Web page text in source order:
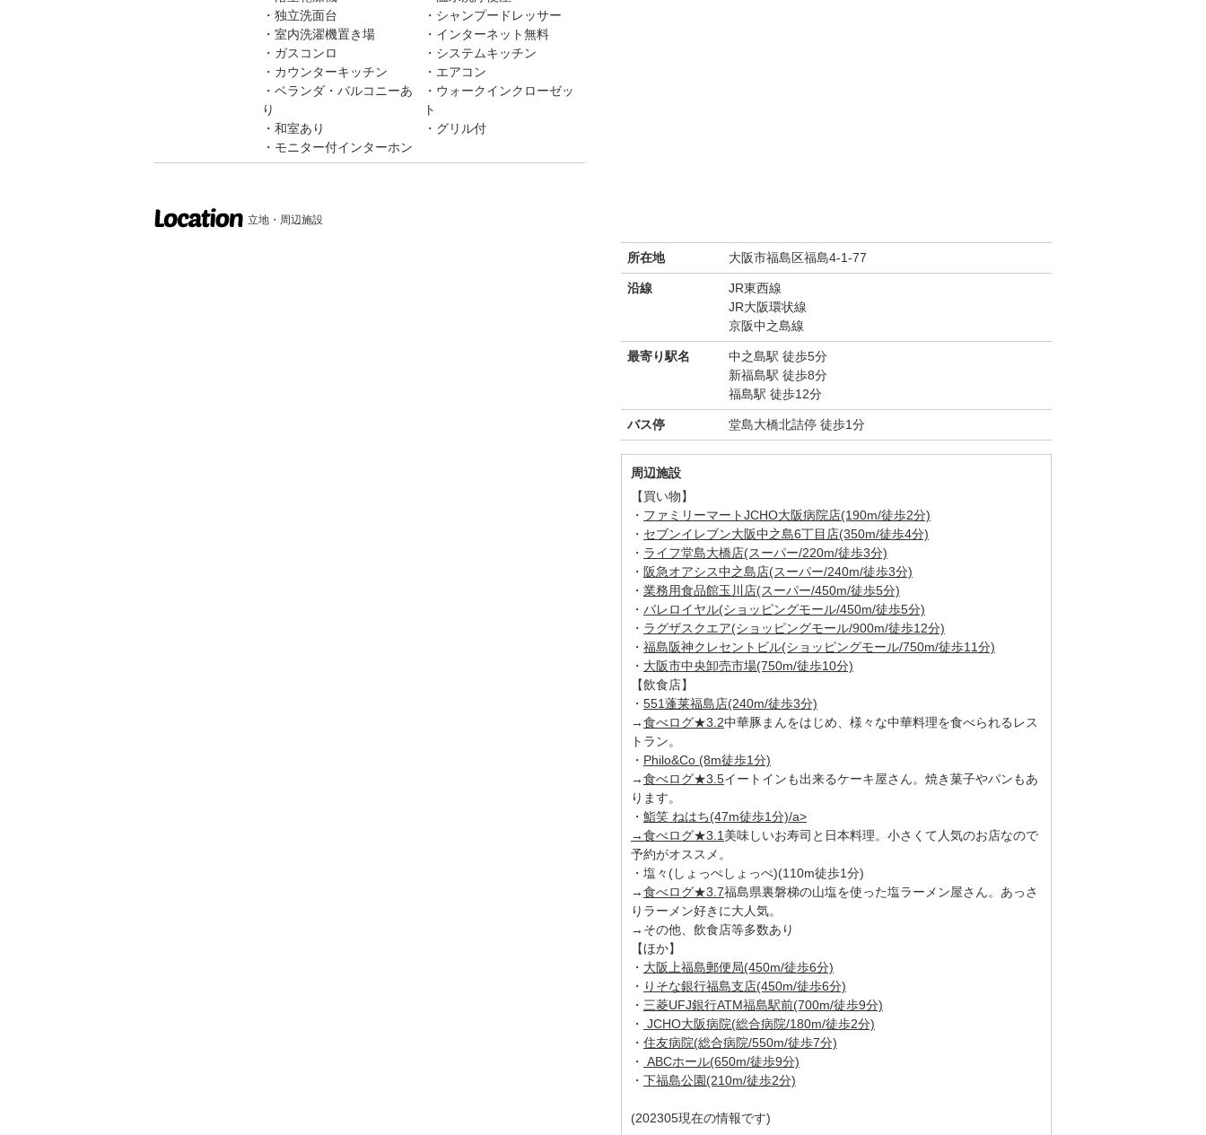
独立洗面台
シャンプードレッサー
室内洗濯機置き場
インターネット無料
ガスコンロ
システムキッチン
カウンターキッチン
エアコン
ベランダ・バルコニーあ
り
ウォークインクローゼッ
ト
和室あり
グリル付
モニター付インターホン
立地・周辺施設
所在地 大阪市福島区福島4-1-77
沿線
JR東西線
JR大阪環状線
京阪中之島線
最寄り駅名
中之島駅 徒歩5分
新福島駅 徒歩8分
福島駅 徒歩12分
バス停 堂島大橋北詰停 徒歩1分
周辺施設
【買い物】
・ ファミリーマートJCHO大阪病院店(190m/徒歩2分)
・ セブンイレブン大阪中之島6丁目店(350m/徒歩4分)
・ ライフ堂島大橋店(スーパー/220m/徒歩3分)
・ 阪急オアシス中之島店(スーパー/240m/徒歩3分)
・ 業務用食品館玉川店(スーパー/450m/徒歩5分)
・ バレロイヤル(ショッピングモール/450m/徒歩5分)
・ ラグザスクエア(ショッピングモール/900m/徒歩12分)
・ 福島阪神クレセントビル(ショッピングモール/750m/徒歩11分)
・ 大阪市中央卸売市場(750m/徒歩10分)
【飲食店】
・ 551蓬莱福島店(240m/徒歩3分)
→食べログ★3.2中華豚まんをはじめ、様々な中華料理を食べられるレス
トラン。
・ Philo&Co (8m徒歩1分)
→食べログ★3.5イートインも出来るケーキ屋さん。焼き菓子やパンもあ
ります。
・ 鮨笑 ねはち(47m徒歩1分)/a>
→食べログ★3.1 美味しいお寿司と日本料理。小さくて人気のお店なので
予約がオススメ。
・塩々(しょっぺしょっぺ)(110m徒歩1分)
→食べログ★3.7福島県裏磐梯の山塩を使った塩ラーメン屋さん。あっさ
りラーメン好きに大人気。
→その他、飲食店等多数あり
【ほか】
・ 大阪上福島郵便局(450m/徒歩6分)
・ りそな銀行福島支店(450m/徒歩6分)
・ 三菱UFJ銀行ATM福島駅前(700m/徒歩9分)
・ JCHO大阪病院(総合病院/180m/徒歩2分)
・ 住友病院(総合病院/550m/徒歩7分)
・ ABCホール(650m/徒歩9分)
・ 下福島公園(210m/徒歩2分)
(202305現在の情報です)